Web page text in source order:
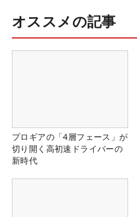
オススメの記事
プロギアの「4層フェース」が
切り開く高初速ドライバーの
新時代